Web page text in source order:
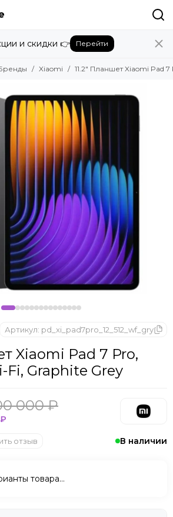
и скидки 👉 Перейти
Xiaomi 11.2" Планшет Xiaomi Pad 7
В наличии
Xiaomi Pad 7 Pro,
Fi, Graphite Grey
Артикул: pd_xi_pad7pro_12_512_wf_gry
отзыв
000 ₽
товара…